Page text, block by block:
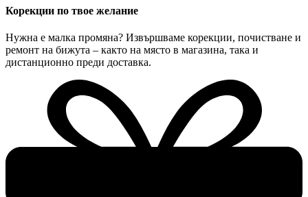
Корекции по твое желание
Нужна е малка промяна? Извършваме корекции, почистване и
ремонт на бижута – както на място в магазина, така и
дистанционно преди доставка.